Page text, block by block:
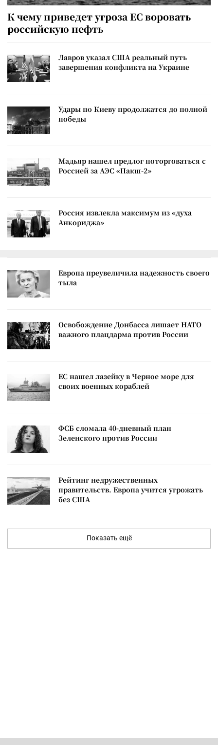
К чему приведет угроза ЕС воровать
российскую нефть
Лавров указал США реальный путь
завершения конфликта на Украине
Удары по Киеву продолжатся до полной
победы
Мадьяр нашел предлог поторговаться с
Россией за АЭС «Пакш-2»
Россия извлекла максимум из «духа
Анкориджа»
Европа преувеличила надежность своего
тыла
Освобождение Донбасса лишает НАТО
важного плацдарма против России
ЕС нашел лазейку в Черное море для
своих военных кораблей
ФСБ сломала 40-дневный план
Зеленского против России
Рейтинг недружественных
правительств. Европа учится угрожать
без США
Показать ещё